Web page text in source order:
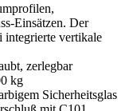
Einsätzen. Der
integrierte vertikale
zerlegbar
kg
Sicherheitsglas